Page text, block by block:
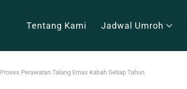
Tentang Kami Jadwal Umroh
Proses Perawatan Talang Emas Kabah Setiap Tahun